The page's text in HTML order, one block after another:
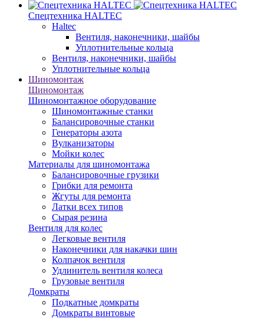
Спецтехника HALTEC
Haltec
Вентиля, наконечники, шайбы
Уплотнительные кольца
Вентиля, наконечники, шайбы
Уплотнительные кольца
Шиномонтаж
Шиномонтаж
Шиномонтажное оборудование
Шиномонтажные станки
Балансировочные станки
Генераторы азота
Вулканизаторы
Мойки колес
Материалы для шиномонтажа
Балансировочные грузики
Грибки для ремонта
Жгуты для ремонта
Латки всех типов
Сырая резина
Вентиля для колес
Легковые вентиля
Наконечники для накачки шин
Колпачок вентиля
Удлинитель вентиля колеса
Грузовые вентиля
Домкраты
Подкатные домкраты
Домкраты винтовые